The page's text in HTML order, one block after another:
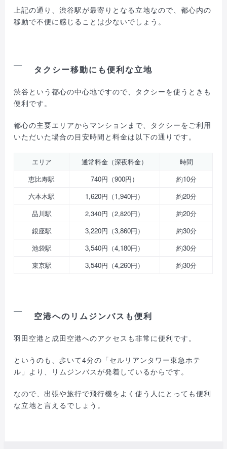
上記の通り、渋谷駅が最寄りとなる立地なので、都心内の
移動で不便に感じることは少ないでしょう。
タクシー移動にも便利な立地
渋谷という都心の中心地ですので、タクシーを使うときも
便利です。
都心の主要エリアからマンションまで、タクシーをご利用
いただいた場合の目安時間と料金は以下の通りです。
エリア 通常料金（深夜料金）
時間
恵比寿駅
740円（900円）
約10分
六本木駅
1,620円（1,940円）
約20分
品川駅
2,340円（2,820円）
約20分
銀座駅
3,220円（3,860円）
約30分
池袋駅
3,540円（4,180円）
約30分
東京駅
3,540円（4,260円） 約30分
空港へのリムジンバスも便利
羽田空港と成田空港へのアクセスも非常に便利です。
というのも、歩いて4分の「セルリアンタワー東急ホテ
ル」より、リムジンバスが発着しているからです。
なので、出張や旅行で飛行機をよく使う人にとっても便利
な立地と言えるでしょう。